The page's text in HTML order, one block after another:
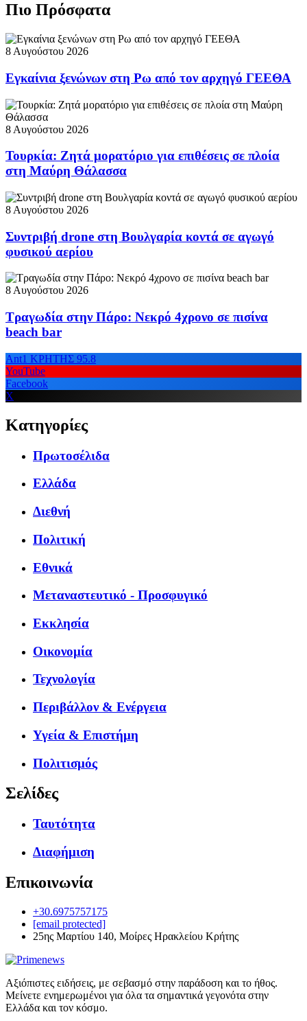
Πιο Πρόσφατα
8 Αυγούστου 2026
Εγκαίνια ξενώνων στη Ρω από τον αρχηγό ΓΕΕΘΑ
8 Αυγούστου 2026
Τουρκία: Ζητά μορατόριο για επιθέσεις σε πλοία
στη Μαύρη Θάλασσα
8 Αυγούστου 2026
Συντριβή drone στη Βουλγαρία κοντά σε αγωγό
φυσικού αερίου
8 Αυγούστου 2026
Τραγωδία στην Πάρο: Νεκρό 4χρονο σε πισίνα
beach bar
Ant1 ΚΡΗΤΗΣ 95.8
YouTube
Facebook
X
Κατηγορίες
Πρωτοσέλιδα
Ελλάδα
Διεθνή
Πολιτική
Εθνικά
Μεταναστευτικό - Προσφυγικό
Εκκλησία
Οικονομία
Τεχνολογία
Περιβάλλον & Ενέργεια
Υγεία & Επιστήμη
Πολιτισμός
Σελίδες
Ταυτότητα
Διαφήμιση
Επικοινωνία
+30.6975757175
[email protected]
25ης Μαρτίου 140, Μοίρες Ηρακλείου Κρήτης
Αξιόπιστες ειδήσεις, με σεβασμό στην παράδοση και το ήθος.
Μείνετε ενημερωμένοι για όλα τα σημαντικά γεγονότα στην
Ελλάδα και τον κόσμο.